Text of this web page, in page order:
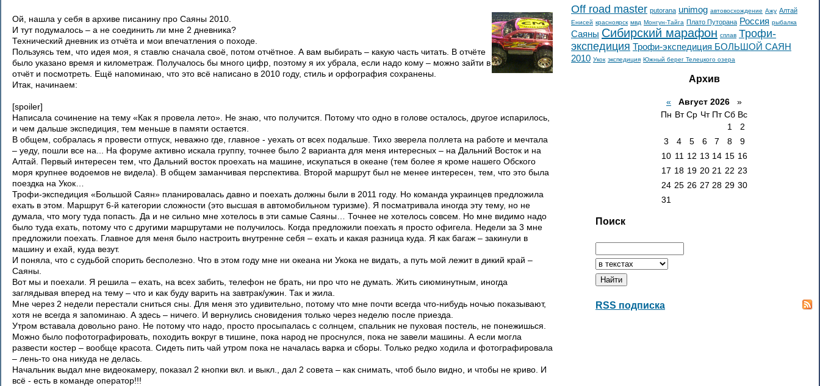
Ой, нашла у себя в архиве писанину про Саяны 2010.
И тут подумалось – а не соединить ли мне 2 дневника?
Технический дневник из отчёта и мои впечатления о походе.
Пользуясь тем, что идея моя, я ставлю сначала своё, потом отчётное. А вам выбирать – какую часть читать. В отчёте
было указано время и километраж. Получалось бы много цифр, поэтому я их убрала, если надо кому – можно зайти в
отчёт и посмотреть. Ещё напоминаю, что это всё написано в 2010 году, стиль и орфография сохранены.
Итак, начинаем:
[spoiler]
Написала сочинение на тему «Как я провела лето». Не знаю, что получится. Потому что одно в голове осталось, другое испарилось,
и чем дальше экспедиция, тем меньше в памяти остается.
В общем, собралась я провести отпуск, неважно где, главное - уехать от всех подальше. Тихо зверела поллета на работе и мечтала
– уеду, пошли все на... На форуме активно искала группу, точнее было 2 варианта для меня интересных – на Дальний Восток и на
Алтай. Первый интересен тем, что Дальний восток проехать на машине, искупаться в океане (тем более я кроме нашего Обского
моря крупнее водоемов не видела). В общем заманчивая перспектива. Второй маршрут был не менее интересен, тем, что это была
поездка на Укок…
Трофи-экспедиция «Большой Саян» планировалась давно и поехать должны были в 2011 году. Но команда украинцев предложила
ехать в этом. Маршрут 6-й категории сложности (это высшая в автомобильном туризме). Я посматривала иногда эту тему, но не
думала, что могу туда попасть. Да и не сильно мне хотелось в эти самые Саяны… Точнее не хотелось совсем. Но мне видимо надо
было туда ехать, потому что с другими маршрутами не получилось. Когда предложили поехать я просто офигела. Недели за 3 мне
предложили поехать. Главное для меня было настроить внутренне себя – ехать и какая разница куда. Я как багаж – закинули в
машину и ехай, куда везут.
И поняла, что с судьбой спорить бесполезно. Что в этом году мне ни океана ни Укока не видать, а путь мой лежит в дикий край –
Саяны.
Вот мы и поехали. Я решила – ехать, на всех забить, телефон не брать, ни про что не думать. Жить сиюминутным, иногда
заглядывая вперед на тему – что и как буду варить на завтрак/ужин. Так и жила.
Мне через 2 недели перестали сниться сны. Для меня это удивительно, потому что мне почти всегда что-нибудь ночью показывают,
хотя не всегда я запоминаю. А здесь – ничего. И вернулись сновидения только через неделю после приезда.
Утром вставала довольно рано. Не потому что надо, просто просыпалась с солнцем, спальник не пуховая постель, не понежишься.
Можно было пофотографировать, походить вокруг в тишине, пока народ не проснулся, пока не завели машины. А если могла
развести костер – вообще красота. Сидеть пить чай утром пока не началась варка и сборы. Только редко ходила и фотографировала
– лень-то она никуда не делась.
Начальник выдал мне видеокамеру, показал 2 кнопки вкл. и выкл., дал 2 совета – как снимать, чтоб было видно, и чтобы не криво. И
всё - есть в команде оператор!!!
Off road master putorana unimog автовосхождение Ажу Алтай
Енисей красноярск мвд Монгун-Тайга Плато Путорана Россия рыбалка
Саяны Сибирский марафон сплав Трофи-
экспедиция Трофи-экспедиция БОЛЬШОЙ САЯН
2010 Укок экспедиция Южный берег Телецкого озера
Архив
« Август 2026
»
Пн Вт Ср Чт Пт Сб Вс
1
2
3
4 5 6 7 8
9
10 11 12 13 14 15 16
17 18 19 20 21 22 23
24 25 26 27 28 29 30
31
Поиск
RSS подписка